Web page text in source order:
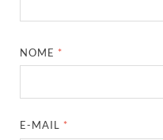
NOME *
E-MAIL *